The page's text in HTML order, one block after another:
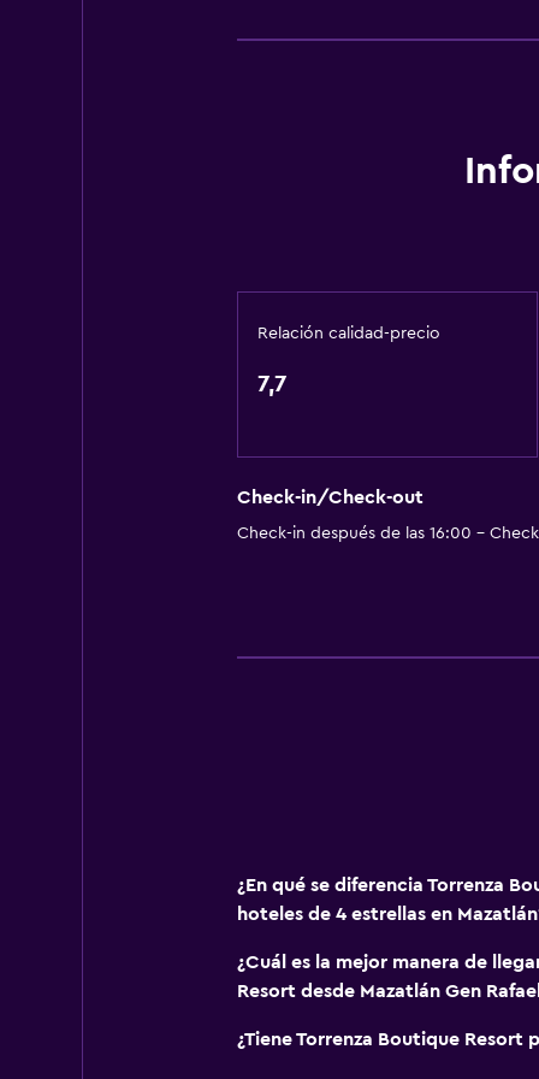
Acceso con tarjeta
Recepción 24 horas
Piscina y spa
Piscina climatizada
Piscina al aire libre
Sauna
Toallas para piscina
Relación calidad-precio
7,7
Check-in/Check-out
Check-in después de las 16:00 -
¿En qué se diferencia Torrenza
hoteles de 4 estrellas en
¿Cuál es la mejor manera de
Resort desde Mazatlán Gen
¿Tiene Torrenza Boutique Resort